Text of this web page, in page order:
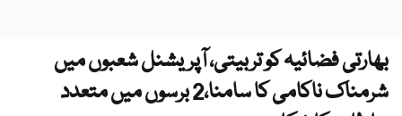
بھارتی فضائیہ کو تربیتی، آپریشنل شعبوں میں
شرمناک ناکامی کا سامنا،2 برسوں میں متعدد